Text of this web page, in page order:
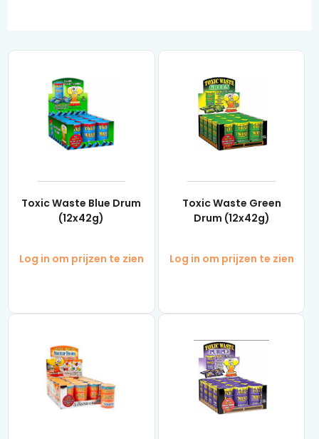
Toxic Waste Blue Drum
(12x42g)
Log in om prijzen te zien
Toxic Waste Green
Drum (12x42g)
Log in om prijzen te zien